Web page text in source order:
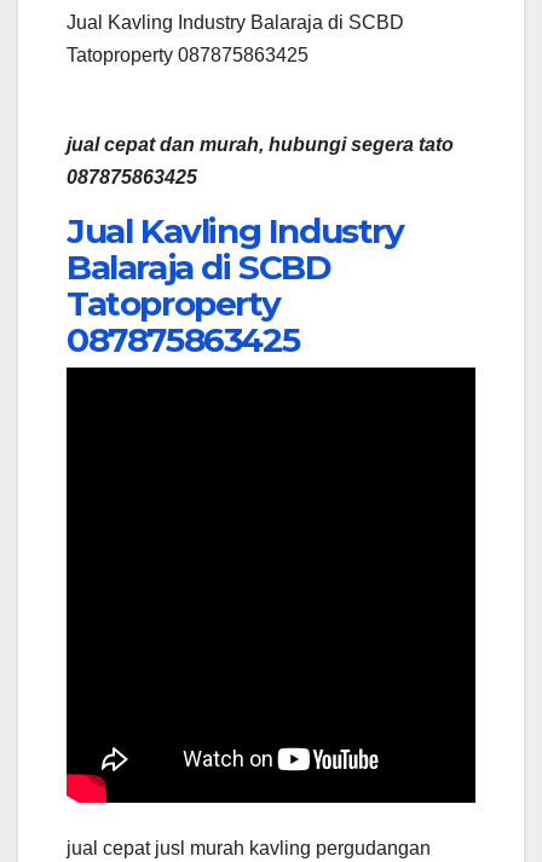
Jual Kavling Industry Balaraja di SCBD
Tatoproperty 087875863425
jual cepat dan murah, hubungi segera tato
087875863425
Jual Kavling Industry
Balaraja di SCBD
Tatoproperty
087875863425
jual cepat jusl murah kavling pergudangan